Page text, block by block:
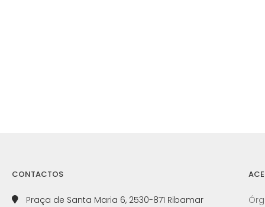
CONTACTOS
Praça de Santa Maria 6, 2530-871 Ribamar